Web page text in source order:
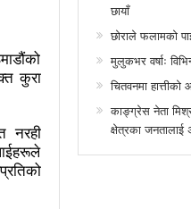
३ वटा सूचीकरणबाट हटे
विद्युतिकरणको ब्रेकथ्रु
दुई जना घाइते
बिद्यार्थीलाई चलचित्र
प्रभावशाली
मत खसेको अनुमान
कुरा
नरही
छायाँ
छोराले फलामको
मुलुकभर वर्षाः
चितवनमा
काङ्ग्रेस नेता
क्षेत्रका